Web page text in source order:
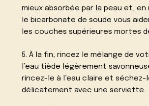
mieux absorbée par la peau et, en
le bicarbonate de soude vous
les couches supérieures mortes
5. À la fin, rincez le mélange de
l’eau tiède légèrement
rincez-le à l’eau claire et séchez-
délicatement avec une serviette.